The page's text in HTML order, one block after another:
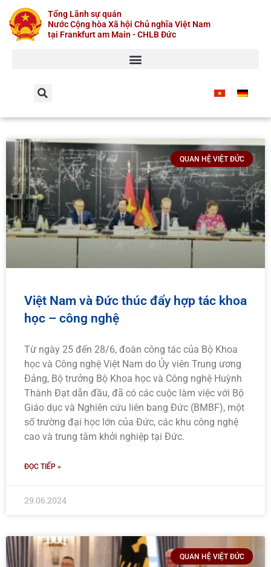
content
Tổng Lãnh sự quán
Nước Cộng hòa Xã hội Chủ nghĩa Việt Nam
tại Frankfurt am Main - CHLB Đức
QUAN HỆ VIỆT ĐỨC
Việt Nam và Đức thúc đẩy hợp tác khoa
học – công nghệ
Từ ngày 25 đến 28/6, đoàn công tác của Bộ Khoa
học và Công nghệ Việt Nam do Ủy viên Trung ương
Đảng, Bộ trưởng Bộ Khoa học và Công nghệ Huỳnh
Thành Đạt dẫn đầu, đã có các cuộc làm việc với Bộ
Giáo dục và Nghiên cứu liên bang Đức (BMBF), một
số trường đại học lớn của Đức, các khu công nghệ
cao và trung tâm khởi nghiệp tại Đức.
ĐỌC TIẾP »
29.06.2024
QUAN HỆ VIỆT ĐỨC